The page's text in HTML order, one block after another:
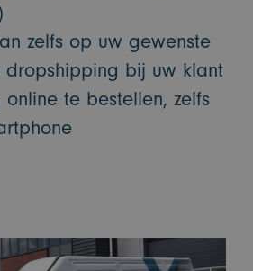
zelfs op uw gewenste
dropshipping bij uw klant
online te bestellen, zelfs